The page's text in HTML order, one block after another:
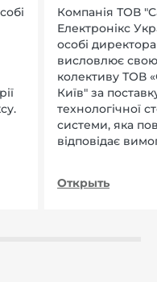
Компанія ТОВ
Електронікс
особі
висловлює
колективу ТОВ
Київ" за
технологічної
системи, яка
відповідає
Открыть